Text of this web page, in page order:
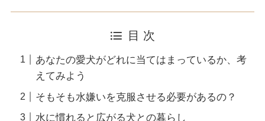
目 次
あなたの愛犬がどれに当てはまっているか、考
えてみよう
そもそも水嫌いを克服させる必要があるの？
水に慣れると広がる犬との暮らし